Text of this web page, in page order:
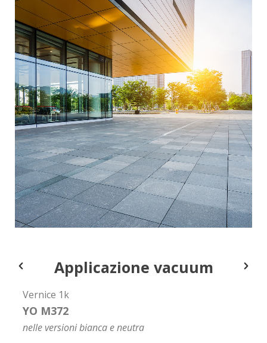
Applicazione vacuum
Vernice 1k
YO M372
nelle versioni bianca e neutra